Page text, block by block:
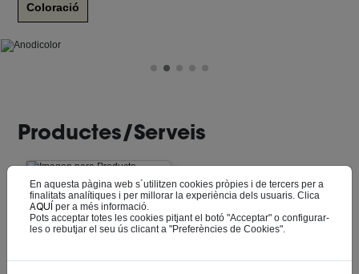
Coloració
Productes/Serveis
Anoditzats
En aquesta pàgina web s´utilitzen cookies pròpies i de tercers per a
finalitats analítiques i per millorar la experiència dels usuaris. Clica
AQUÍ per a més informació.
Pots acceptar totes les cookies pitjant el botó "Acceptar" o configurar-
les o rebutjar el seu ús clicant a "Preferències de Cookies".